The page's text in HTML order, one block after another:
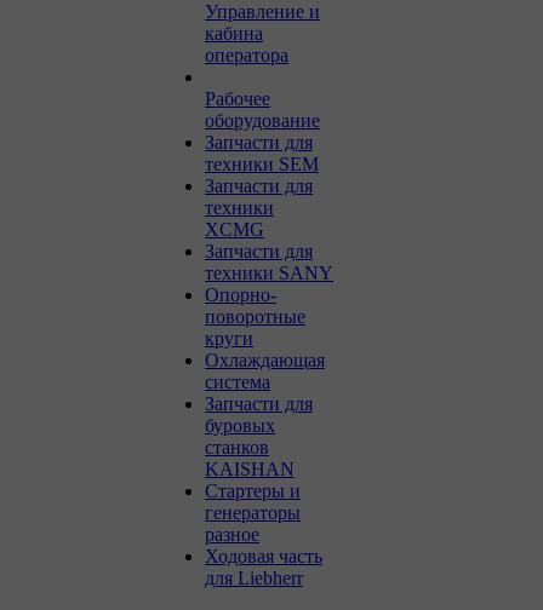
Управление и
кабина
оператора
Рабочее
оборудование
Запчасти для
техники SEM
Запчасти для
техники
XCMG
Запчасти для
техники SANY
Опорно-
поворотные
круги
Охлаждающая
система
Запчасти для
буровых
станков
KAISHAN
Стартеры и
генераторы
разное
Ходовая часть
для Liebherr